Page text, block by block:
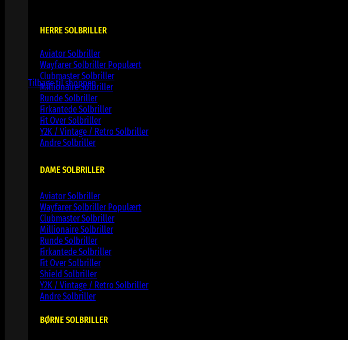
Ingen varer i kurven.
Tilbage til shoppen
HERRE SOLBRILLER
Aviator Solbriller
Wayfarer Solbriller
Clubmaster Solbriller
Millionaire Solbriller
Runde Solbriller
Firkantede Solbriller
Fit Over Solbriller
Y2K / Vintage / Retro Solbriller
Andre Solbriller
DAME SOLBRILLER
Aviator Solbriller
Wayfarer Solbriller
Clubmaster Solbriller
Millionaire Solbriller
Runde Solbriller
Firkantede Solbriller
Fit Over Solbriller
Shield Solbriller
Y2K / Vintage / Retro Solbriller
Andre Solbriller
BØRNE SOLBRILLER